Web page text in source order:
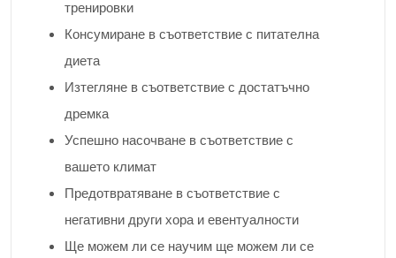
тренировки
Консумиране в съответствие с питателна
диета
Изтегляне в съответствие с достатъчно
дремка
Успешно насочване в съответствие с
вашето климат
Предотвратяване в съответствие с
негативни други хора и евентуалности
Ще можем ли се ​​научим ще можем ли се